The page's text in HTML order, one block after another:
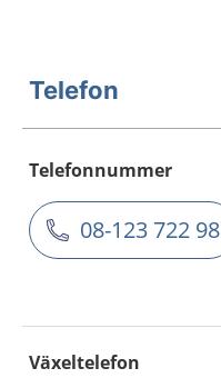
Telefon
Telefonnummer
08-123 722 98
Växeltelefon